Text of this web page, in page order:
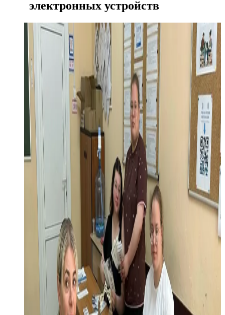
электронных устройств